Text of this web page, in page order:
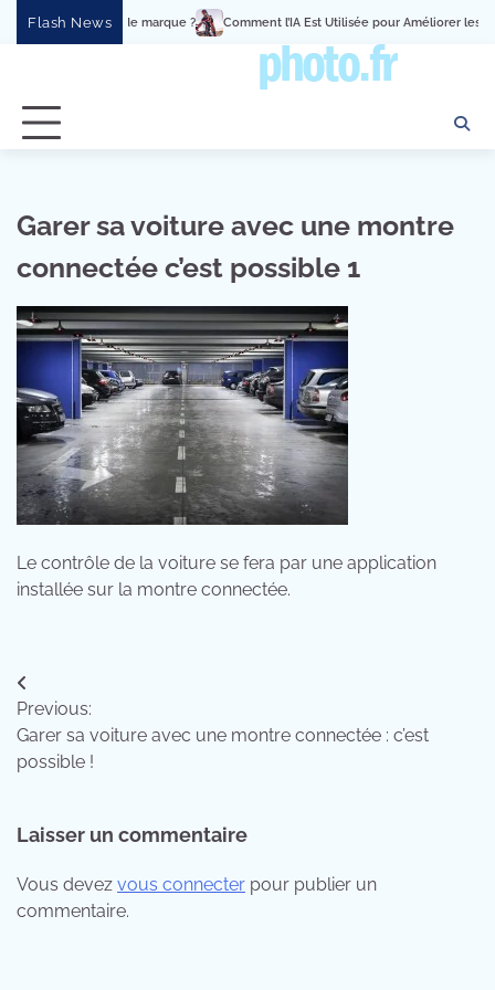
Flash News
en expérience de marque ? Comment l’IA Est Utilisée pour Améliorer les
Garer sa voiture avec une montre
connectée c’est possible 1
Le contrôle de la voiture se fera par une application
installée sur la montre connectée.
Navigation
de
l’article
Previous:
Garer sa voiture avec une montre connectée : c’est
possible !
Laisser un commentaire
Vous devez vous connecter pour publier un
commentaire.